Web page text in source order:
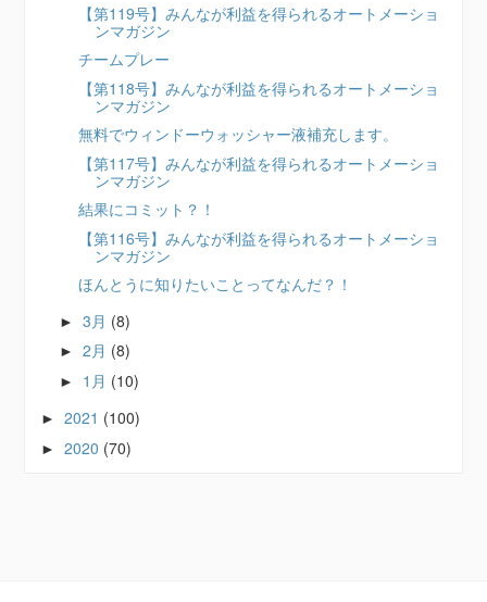
【第119号】みんなが利益を得られるオートメーショ
ンマガジン
チームプレー
【第118号】みんなが利益を得られるオートメーショ
ンマガジン
無料でウィンドーウォッシャー液補充します。
【第117号】みんなが利益を得られるオートメーショ
ンマガジン
結果にコミット？！
【第116号】みんなが利益を得られるオートメーショ
ンマガジン
ほんとうに知りたいことってなんだ？！
►3月 (8)
►2月 (8)
► 1月 (10)
►2021 (100)
►2020 (70)